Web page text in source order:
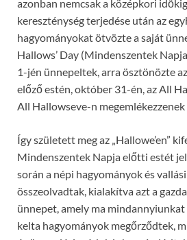
azonban nemcsak a középkori
kereszténység terjedése után az
hagyományokat ötvözte a saját
Hallows’ Day (Mindenszentek
1-jén ünnepeltek, arra ösztönözte
előző estén, október 31-én, az All
All Hallowseve-n
Így született meg az „Hallowe’en”
Mindenszentek Napja előtti estét
során a népi hagyományok és
összeolvadtak, kialakítva azt a
ünnepet, amely ma
kelta hagyományok megőrződtek,